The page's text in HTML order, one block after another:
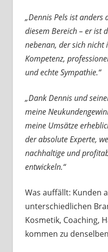
„Dennis Pels ist
diesem Bereich – er ist
nebenan, der sich nicht
Kompetenz,
und echte Sympathie.“
„Dank Dennis und
meine
meine Umsätze
der absolute Experte,
nachhaltige und
entwickeln.“
Was auffällt: Kunden
unterschiedlichen
Kosmetik, Coaching,
kommen zu